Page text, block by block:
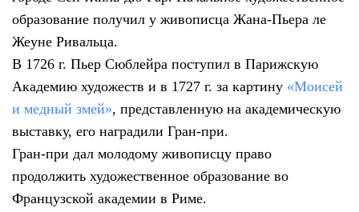
образование получил у живописца Жана-Пьера ле
Жеуне Ривальца.
В 1726 г. Пьер Сюблейра поступил в Парижскую
Академию художеств и в 1727 г. за картину «Моисей
и медный змей», представленную на академическую
выставку, его наградили Гран-при.
Гран-при дал молодому живописцу право
продолжить художественное образование во
Французской академии в Риме.